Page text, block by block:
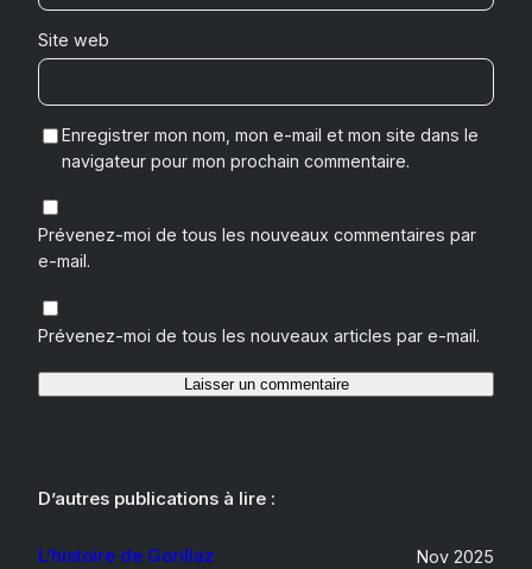
Site web
Enregistrer mon nom, mon e-mail et mon site dans le
navigateur pour mon prochain commentaire.
Prévenez-moi de tous les nouveaux commentaires par
e-mail.
Prévenez-moi de tous les nouveaux articles par e-mail.
D’autres publications à lire :
L’histoire de Gorillaz Nov 2025